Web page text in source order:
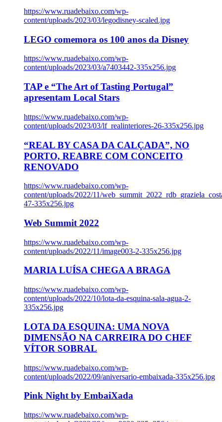
https://www.ruadebaixo.com/wp-
content/uploads/2023/03/legodisney-scaled.jpg
LEGO comemora os 100 anos da Disney
https://www.ruadebaixo.com/wp-
content/uploads/2023/03/a7403442-335x256.jpg
TAP e “The Art of Tasting Portugal”
apresentam Local Stars
https://www.ruadebaixo.com/wp-
content/uploads/2023/03/lf_realinteriores-26-335x256.jpg
“REAL BY CASA DA CALÇADA”, NO
PORTO, REABRE COM CONCEITO
RENOVADO
https://www.ruadebaixo.com/wp-
content/uploads/2022/11/
47-335x256.jpg
Web Summit 2022
https://www.ruadebaixo.com/wp-
content/uploads/2022/11/image003-2-335x256.jpg
MARIA LUÍSA CHEGA A BRAGA
https://www.ruadebaixo.com/wp-
content/uploads/2022/10/lota-da-esquina-sala-agua-2-
335x256.jpg
LOTA DA ESQUINA: UMA NOVA
DIMENSÃO NA CARREIRA DO CHEF
VÍTOR SOBRAL
https://www.ruadebaixo.com/wp-
content/uploads/2022/09/aniversario-embaixada-335x256.jpg
Pink Night by EmbaiXada
https://www.ruadebaixo.com/wp-